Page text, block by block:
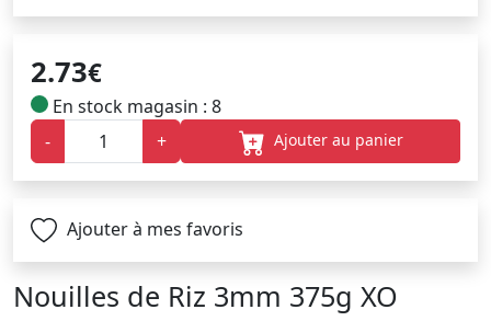
2.73€
En stock magasin : 8
-
+ Ajouter au panier
Ajouter à mes favoris
Nouilles de Riz 3mm 375g XO